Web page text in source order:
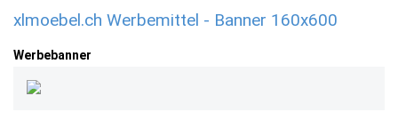
xlmoebel.ch Werbemittel - Banner 160x600
Werbebanner